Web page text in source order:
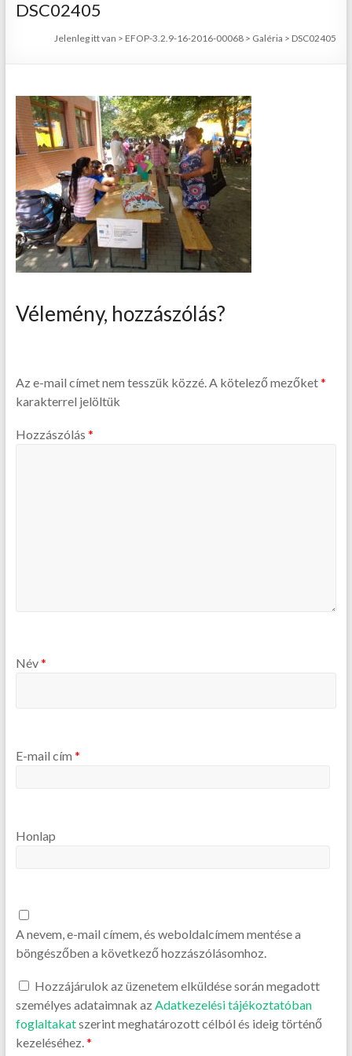
DSC02405
Jelenleg itt van > EFOP-3.2.9-16-2016-00068 > Galéria > DSC02405
Vélemény, hozzászólás?
Az e-mail címet nem tesszük közzé.A kötelező mezőket*
karakterrel jelöltük
Hozzászólás *
Név*
E-mail cím *
Honlap
A nevem, e-mail címem, és weboldalcímem mentése a
böngészőben a következő hozzászólásomhoz.
Hozzájárulok az üzenetem elküldése során megadott
személyes adataimnak azAdatkezelési tájékoztatóban
foglaltakatszerint meghatározott célból és ideig történő
kezeléséhez.*